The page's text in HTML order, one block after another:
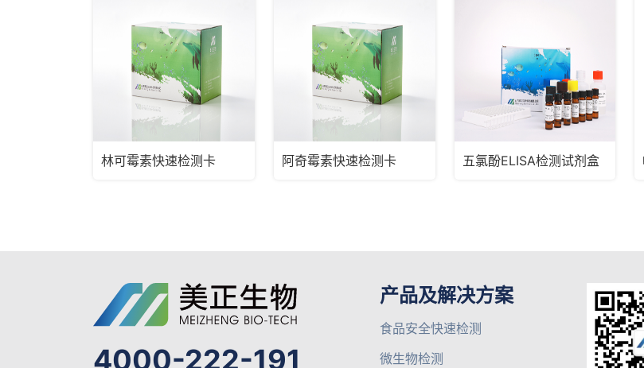
林可霉素快速检测卡 阿奇霉素快速检测卡 五氯酚ELISA检测试剂盒
4000-222-191
产品及解决方案
食品安全快速检测
微生物检测